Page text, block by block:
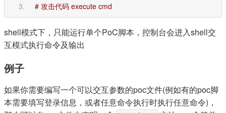
# 攻击代码 execute cmd
shell模式下，只能运行单个PoC脚本，控制台会进入shell交
互模式执行命令及输出
例子
如果你需要编写一个可以交互参数的poc文件(例如有的poc脚
本需要填写登录信息，或者任意命令执行时执行任意命令)，